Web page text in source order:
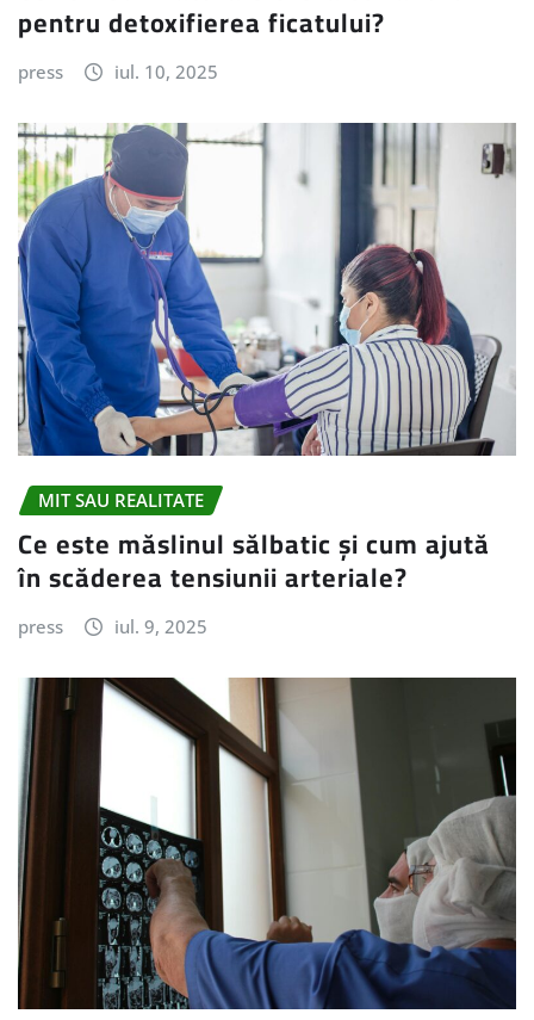
pentru detoxifierea ficatului?
press iul. 10, 2025
MIT SAU REALITATE
Ce este măslinul sălbatic și cum ajută
în scăderea tensiunii arteriale?
press iul. 9, 2025